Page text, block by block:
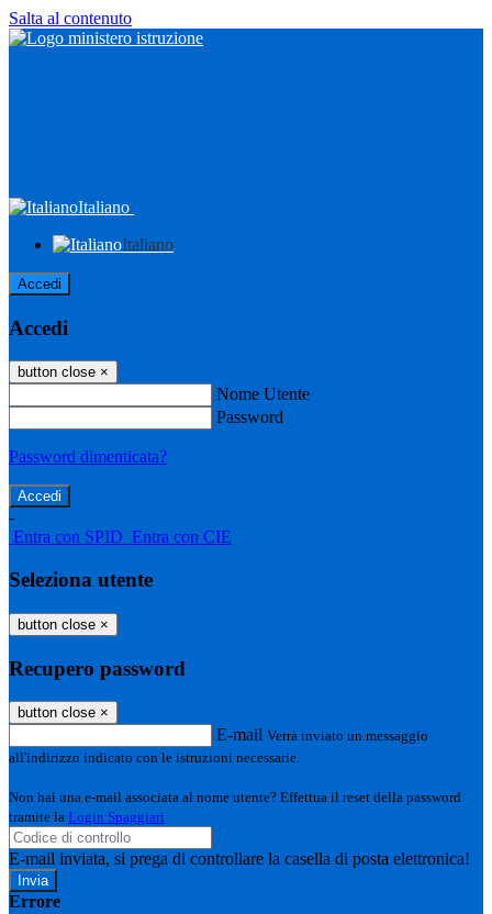
Salta al contenuto
Italiano
Italiano
Accedi
Accedi
button close ×
Nome Utente
Password
Password dimenticata?
-
Entra con SPID Entra con CIE
Seleziona utente
button close ×
Recupero password
button close ×
E-mail Verrà inviato un messaggio
all'indirizzo indicato con le istruzioni necessarie.
Non hai una e-mail associata al nome utente? Effettua il reset della password
tramite la Login Spaggiari
E-mail inviata, si prega di controllare la casella di posta elettronica!
Errore